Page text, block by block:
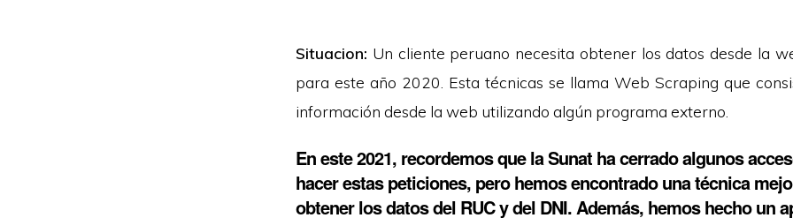
Situacion: Un cliente peruano necesita obtener los datos desde la
para este año 2020. Esta técnicas se llama Web Scraping que
información desde la web utilizando algún programa externo.
En este 2021, recordemos que la Sunat ha cerrado algunos
hacer estas peticiones, pero hemos encontrado una técnica
obtener los datos del RUC y del DNI. Además, hemos hecho un